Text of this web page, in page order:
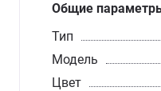
Общие
Тип
Модель
Цвет